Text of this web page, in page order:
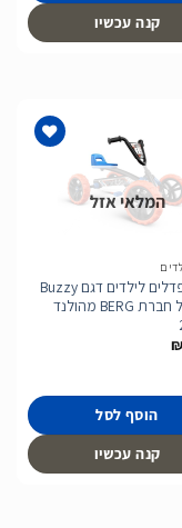
קנה עכשיו
המלאי אזל
בימבה פדלים לילדים דגם Buzzy
Nitro של חברת BERG מהולנד
הוסף לסל
קנה עכשיו